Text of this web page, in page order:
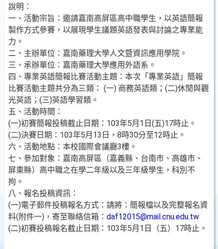
說明：
一、活動宗旨：邀請嘉南高屏區高中職學生，以英語簡報
製作方式參賽，以展現學生議題英語發表與討論之專業能
力。
二、主辦單位：嘉南藥理大學人文暨資訊應用學院。
三、承辦單位：嘉南藥理大學應用外語系。
四、專業英語簡報比賽活動主題：本次「專業英語」簡報
比賽活動主題共分為三類： (一) 商務英語類；(二)休閒與觀
光英語；(三)英語學習類。
五、活動時間：
(一)初賽簡報投稿截止日期：103年5月1日(五)17時止。
(二)決賽日期：103年5月13日，8時30分至12時止。
六、活動地點：本校國際會議廳3樓。
七、參加對象：嘉南高屏區（嘉義縣、台南市、高雄市、
屏東縣）高中職之在學二年級以及三年級學生，科別不
拘。
八、報名投稿資訊：
(一)電子郵件投稿報名方式：請將：簡報檔以及完整報名資
料(附件一)，寄至聯絡信箱： daf12015@mail.cnu.edu.tw
(二)初賽投稿報名截止日期：103年5月1日（五）17時止。